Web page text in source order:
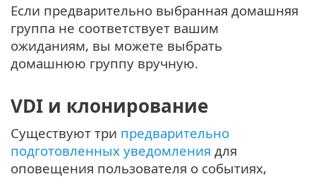
Если предварительно выбранная домашняя
группа не соответствует вашим
ожиданиям, вы можете выбрать
домашнюю группу вручную.
VDI и клонирование
Существуют три предварительно
подготовленных уведомления для
оповещения пользователя о событиях,